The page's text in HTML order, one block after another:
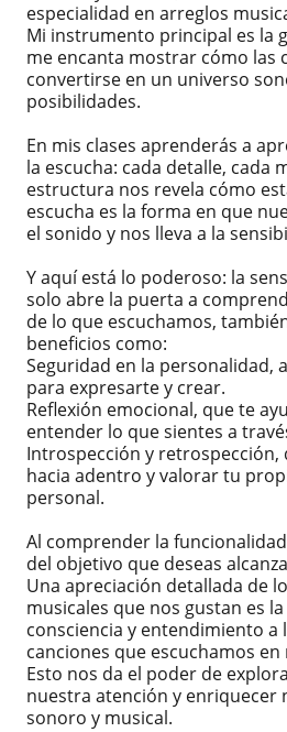
especialidad en arreglos
Mi instrumento principal es la
me encanta mostrar cómo las
convertirse en un universo
posibilidades.
En mis clases aprenderás a
la escucha: cada detalle, cada
estructura nos revela cómo
escucha es la forma en que
el sonido y nos lleva a la
Y aquí está lo poderoso: la
solo abre la puerta a
de lo que escuchamos,
beneficios como:
Seguridad en la personalidad,
para expresarte y crear.
Reflexión emocional, que te
entender lo que sientes a
Introspección y
hacia adentro y valorar tu
personal.
Al comprender la
del objetivo que deseas
Una apreciación detallada de
musicales que nos gustan es
consciencia y entendimiento a
canciones que escuchamos
Esto nos da el poder de
nuestra atención y enriquecer
sonoro y musical.